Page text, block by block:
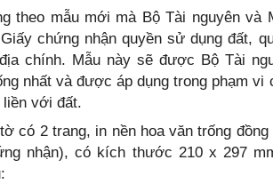
theo mẫu mới mà Bộ Tài nguyên và
chứng nhận quyền sử dụng đất,
chính. Mẫu này sẽ được Bộ Tài
nhất và được áp dụng trong phạm
liền với đất.
có 2 trang, in nền hoa văn trống
nhận), có kích thước 210 x 297